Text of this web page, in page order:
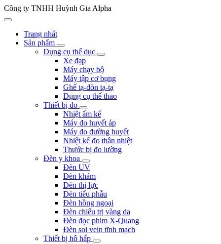
Công ty TNHH Huỳnh Gia Alpha
Trang nhất
Sản phẩm
Dụng cụ thể dục
Xe đạp
Máy chạy bộ
Máy tập cơ bụng
Ghế tạ-đòn tạ-tạ
Dụng cụ thể thao
Thiết bị đo
Nhiệt ẩm kế
Máy đo huyết áp
Máy đo đường huyết
Nhiệt kế đo thân nhiệt
Thước bị đo lường
Đèn y khoa
Đèn UV
Đèn khám
Đèn thị lực
Đèn tiểu phẫu
Đèn hồng ngoại
Đèn chiếu trị vàng da
Đèn đọc phim X-Quang
Đèn soi vein tĩnh mạch
Thiết bị hô hấp